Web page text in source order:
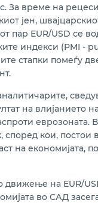
За време на
јен,
пар EUR/USD се
индекси (PMI -
стапки помеѓу
на влијанието
еврозоната.
кои, постои
на економијата,
на EUR/
во САД